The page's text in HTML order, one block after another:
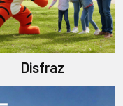
Disfraz